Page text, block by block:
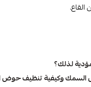
لذلك؟
السمك وكيفية تنظيف